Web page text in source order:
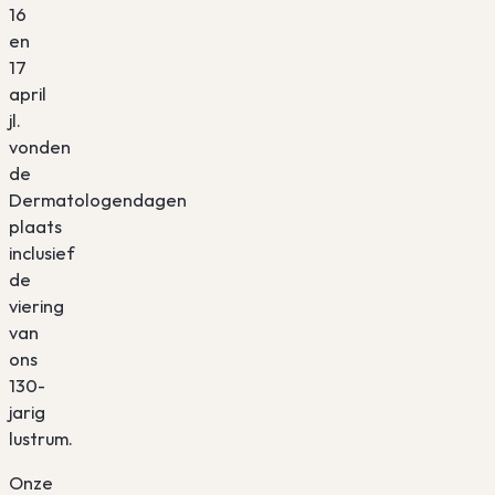
16
en
17
april
jl.
vonden
de
Dermatologendagen
plaats
inclusief
de
viering
van
ons
130-
jarig
lustrum.
Onze